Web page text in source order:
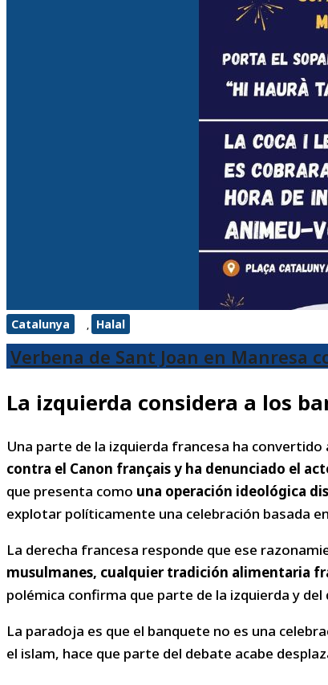
Catalunya , Halal
Verbena de Sant Joan en Manresa
La izquierda considera a los
Una parte de la izquierda francesa ha
contra el Canon français y ha denunciado el
que presenta como una operación ideológica
explotar políticamente una celebración basada
La derecha francesa responde que ese
musulmanes, cualquier tradición alimentaria
polémica confirma que parte de la izquierda y
La paradoja es que el banquete no es una
el islam, hace que parte del debate acabe